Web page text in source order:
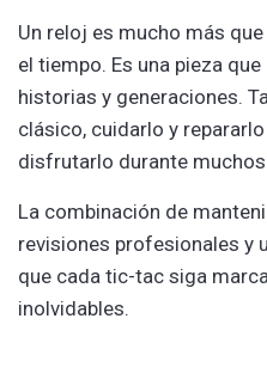
Un reloj es mucho más
el tiempo. Es una pieza
historias y generaciones.
clásico, cuidarlo y
disfrutarlo durante muchos
La combinación de
revisiones profesionales y
que cada tic-tac siga
inolvidables.